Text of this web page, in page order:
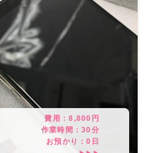
費用：8,800 円
作業時間：30分
お預かり：0 日